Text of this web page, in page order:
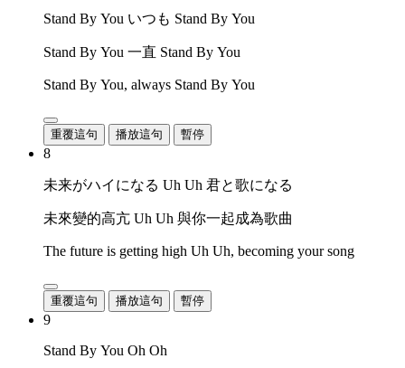
Stand By You いつも Stand By You
Stand By You 一直 Stand By You
Stand By You, always Stand By You
重覆這句 播放這句 暫停
8
未来がハイになる Uh Uh 君と歌になる
未來變的高亢 Uh Uh 與你一起成為歌曲
The future is getting high Uh Uh, becoming your song
重覆這句 播放這句 暫停
9
Stand By You Oh Oh